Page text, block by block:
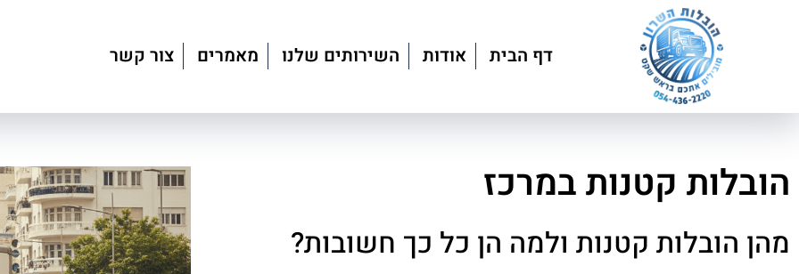
דף הבית אודות השירותים שלנו מאמרים צור קשר
הובלות קטנות במרכז
מהן הובלות קטנות ולמה הן כל כך חשובות?